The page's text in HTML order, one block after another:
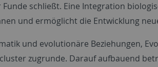
schließt. Eine Integration
und ermöglicht die Entwicklung
und evolutionäre Beziehungen,
zugrunde. Darauf aufbauend